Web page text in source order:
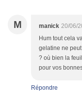
M manick 20/06/
Hum tout cela
gelatine ne
? où bien la
pour vos
Répondre